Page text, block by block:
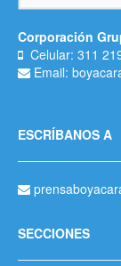
Corporación
Celular: 311
Email:
ESCRÍBANOS A
SECCIONES